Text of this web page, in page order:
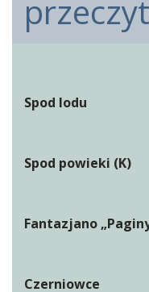
Spod lodu
Spod powieki (K)
Fantazjano
Czerniowce